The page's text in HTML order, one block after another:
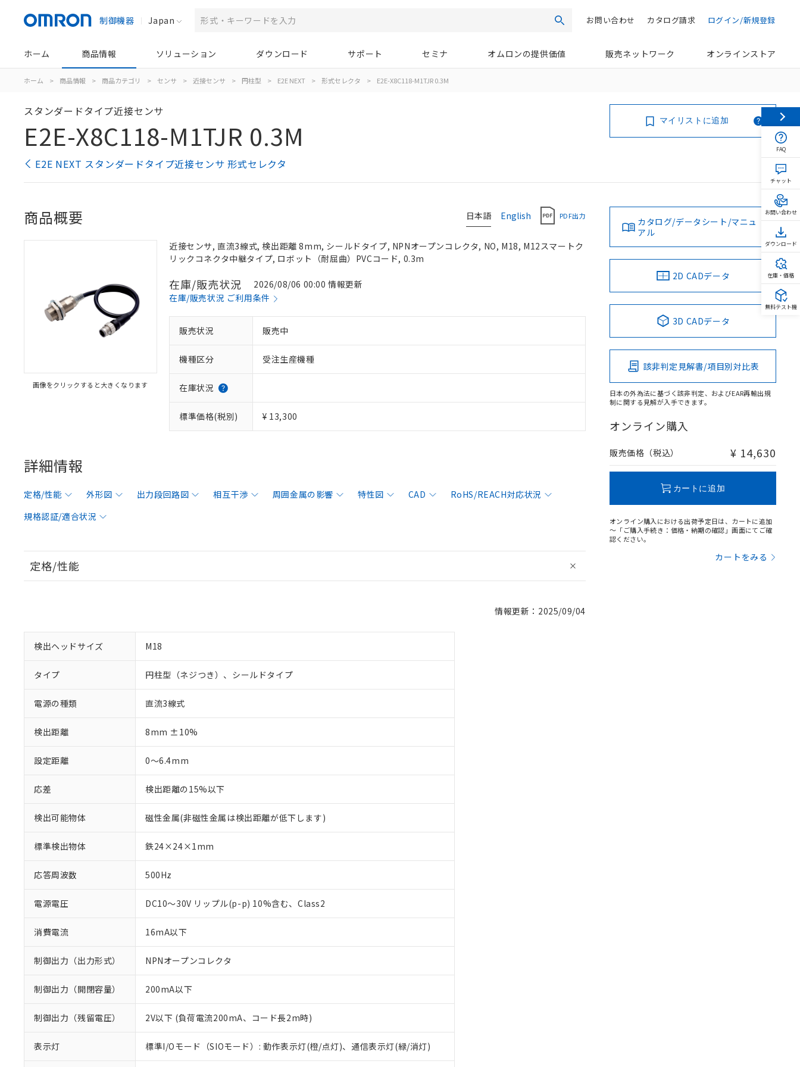
制御機器 Japan 検索 ログイン/新規登録
カタログ請求
お問い合わせ
ホーム 商品情報 ソリューション ダウンロード サポート セミナ オムロンの提供価値 販売ネットワーク オンラインストア
ホーム > 商品情報 > 商品カテゴリ > センサ > 近接センサ > 円柱型 > E2E NEXT > 形式セレクタ > E2E-X8C118-M1TJR 0.3M
スタンダードタイプ近接センサ
E2E-X8C118-M1TJR 0.3M
E2E NEXT スタンダードタイプ近接センサ 形式セレクタ
マイリストに追加
日本語 English PDF出力
商品概要
画像をクリックすると大きくなります
近接センサ, 直流3線式, 検出距離 8mm, シールドタイプ, NPNオープンコレクタ, NO, M18, M12スマートク
リックコネクタ中継タイプ, ロボット（耐屈曲）PVCコード, 0.3m
在庫/販売状況
2026/08/06 00:00 情報更新
在庫/販売状況 ご利用条件
販売状況 販売中
機種区分 受注生産機種
在庫状況
標準価格(税別) ¥ 13,300
詳細情報
定格/性能 外形図 出力段回路図 相互干渉 周囲金属の影響 特性図 CAD
RoHS/REACH対応状況
規格認証/適合状況
定格/性能
情報更新：2025/09/04
検出ヘッドサイズ M18
タイプ 円柱型（ネジつき）、シールドタイプ
電源の種類 直流3線式
検出距離 8mm ±10%
設定距離 0～6.4mm
応差 検出距離の15%以下
検出可能物体 磁性金属(非磁性金属は検出距離が低下します)
標準検出物体 鉄24×24×1mm
応答周波数 500Hz
電源電圧 DC10～30V リップル(p-p) 10%含む、Class2
消費電流 16mA以下
制御出力（出力形式） NPNオープンコレクタ
制御出力（開閉容量） 200mA以下
制御出力（残留電圧） 2V以下 (負荷電流200mA、コード長2m時)
表示灯 標準I/Oモード（SIOモード）: 動作表示灯(橙/点灯)、通信表示灯(緑/消灯)
カタログ/データシート/マニュ
アル
2D CADデータ
3D CADデータ
該非判定見解書/項目別対比表
日本の外為法に基づく該非判定、およびEAR再輸出規
制に関する見解が入手できます。
オンライン購入
販売価格（税込） ¥ 14,630
カートに追加
オンライン購入における出荷予定日は、カートに追加
～「ご購入手続き：価格・納期の確認」画面にてご確
認ください。
カートをみる
※1 対応状況
対応済み：EU RoHS指令（10物質）の非含有に対応した製品が提供可能な商品です。
FAQ
チャット
お問い合わせ
ダウンロード
在庫・価格
無料テスト機